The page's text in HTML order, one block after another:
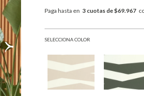
Paga hasta en 3 cuotas de $69.967
SELECCIONA COLOR